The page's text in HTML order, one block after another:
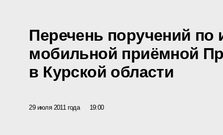
Перечень поручений по
мобильной приёмной
в Курской области
29 июля 2011 года 19:00